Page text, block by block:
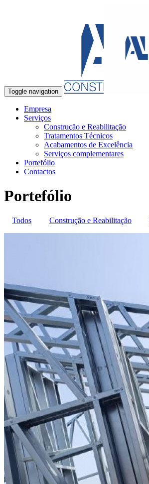
Toggle navigation
Empresa
Serviços
Construção e Reabilitação
Tratamentos Técnicos
Acabamentos de Excelência
Serviços complementares
Portefólio
Contactos
Portefólio
Todos Construção e Reabilitação